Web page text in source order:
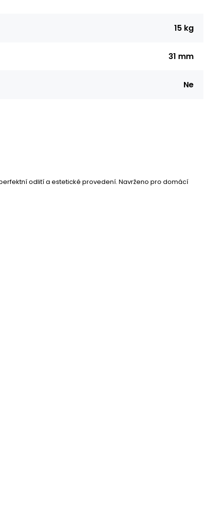
15 kg
31 mm
Ne
odlití a estetické provedení. Navrženo pro domácí